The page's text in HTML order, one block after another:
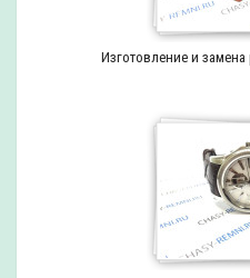
Изготовление и